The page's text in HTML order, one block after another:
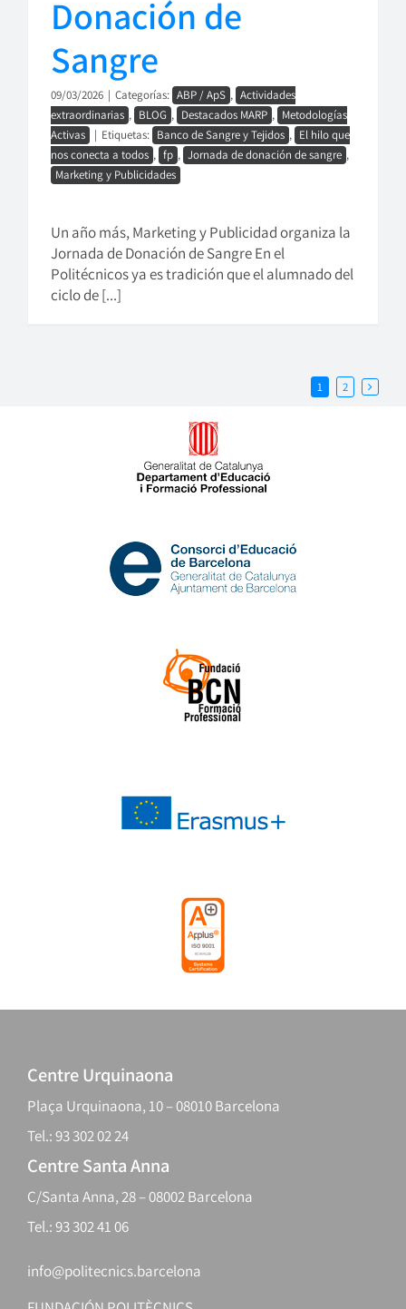
Donación de
Sangre
09/03/2026 | Categorías: ABP / ApS , Actividades
extraordinarias , BLOG , Destacados MARP , Metodologías
Activas
| Etiquetas: Banco de Sangre y Tejidos , El hilo que
nos conecta a todos , fp , Jornada de donación de sangre ,
Marketing y Publicidades
Un año más, Marketing y Publicidad organiza la
Jornada de Donación de Sangre En el
Politécnicos ya es tradición que el alumnado del
ciclo de [...]
1 2
Centre Urquinaona
Plaça Urquinaona, 10 – 08010 Barcelona
Tel.: 93 302 02 24
Centre Santa Anna
C/Santa Anna, 28 – 08002 Barcelona
Tel.: 93 302 41 06
info@politecnics.barcelona